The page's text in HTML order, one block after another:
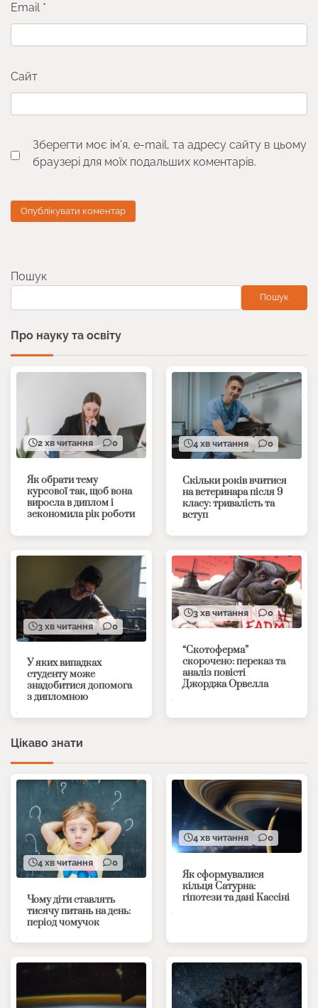
Email *
Сайт
Зберегти моє ім'я, e-mail, та адресу сайту в цьому
браузері для моїх подальших коментарів.
Пошук
Пошук
Про науку та освіту
2 хв читання 0
Як обрати тему
курсової так, щоб вона
виросла в диплом і
зекономила рік роботи
4 хв читання 0
Скільки років вчитися
на ветеринара після 9
класу: тривалість та
вступ
3 хв читання 0
У яких випадках
студенту може
знадобитися допомога
з дипломною
3 хв читання 0
“Скотоферма”
скорочено: переказ та
аналіз повісті
Джорджа Орвелла
Цікаво знати
4 хв читання 0
Чому діти ставлять
тисячу питань на день:
період чомучок
4 хв читання 0
Як сформувалися
кільця Сатурна:
гіпотези та дані Кассіні